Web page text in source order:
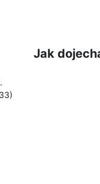
Jak